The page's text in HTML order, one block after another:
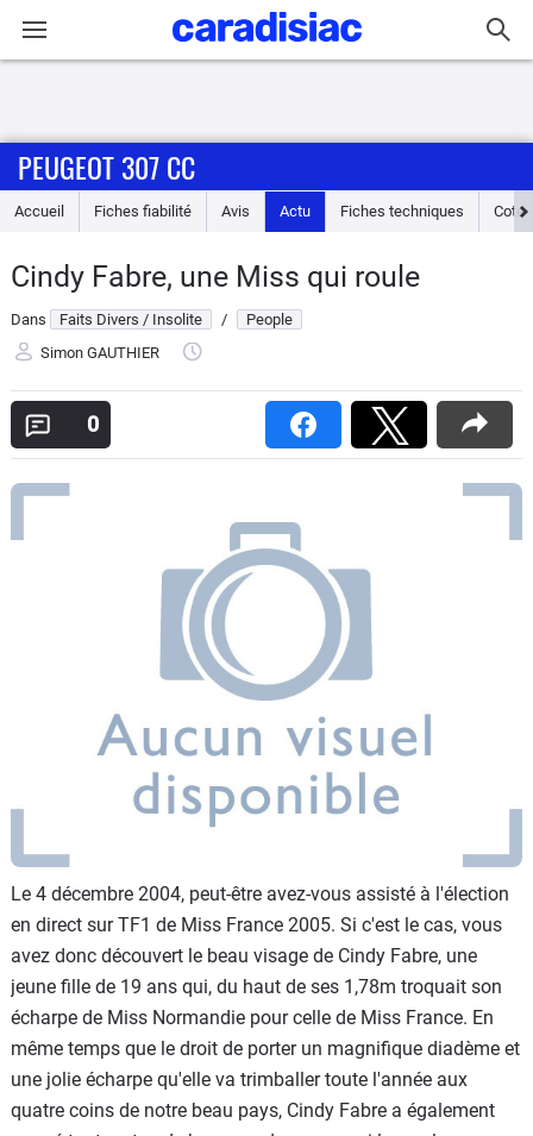
Accueil
Essais
Guide
Electriques
Utilitaires
PEUGEOT 307 CC
Accueil Fiches fiabilité Avis Actu Fiches techniques Cote
Cindy Fabre, une Miss qui roule
Dans Faits Divers / Insolite /
People
Simon GAUTHIER
0
Le 4 décembre 2004, peut-être avez-vous assisté à l'élection
en direct sur TF1 de Miss France 2005. Si c'est le cas, vous
avez donc découvert le beau visage de Cindy Fabre, une
jeune fille de 19 ans qui, du haut de ses 1,78m troquait son
écharpe de Miss Normandie pour celle de Miss France. En
même temps que le droit de porter un magnifique diadème et
une jolie écharpe qu'elle va trimballer toute l'année aux
quatre coins de notre beau pays, Cindy Fabre a également